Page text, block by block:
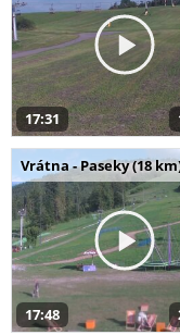
17:31
Vrátna - Paseky (18
17:48